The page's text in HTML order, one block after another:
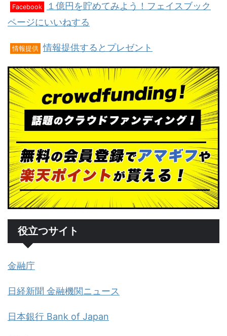
Facebook
１億円を貯めてみよう！フェイスブック
ページにいいねする
情報提供 情報提供するとプレゼント
役立つサイト
金融庁
日経新聞 金融機関ニュース
日本銀行 Bank of Japan